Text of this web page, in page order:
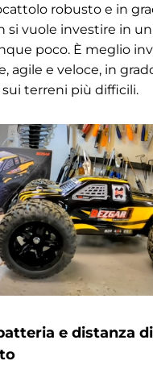
robusto e in
si vuole investire in
poco. È meglio
agile e veloce, in
terreni più difficili.
e distanza di